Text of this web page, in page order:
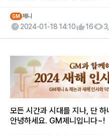
n
GM 제니
2024-01-18 14:10 16
모든 시간과 시대를 지나, 단 하
안녕하세요. GM제니입니다~!